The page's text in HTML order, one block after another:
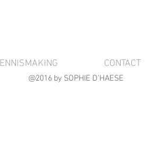
CONTACT
@2016 by SOPHIE D'HAESE